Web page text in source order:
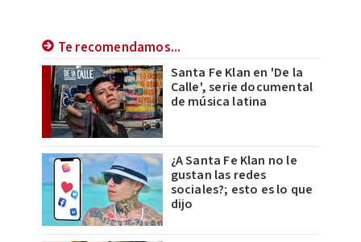
Te recomendamos...
Santa Fe Klan en 'De la
Calle', serie documental
de música latina
¿A Santa Fe Klan no le
gustan las redes
sociales?; esto es lo que
dijo